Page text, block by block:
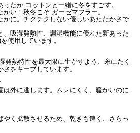
たか コットンと一緒に冬をすごす。
い！秋冬こそ ガーゼマフラー。
かに。チクチクしない優しいあたたかさで
、吸湿発熱性、調湿機能に優れた新あった
使用しています。
発熱特性を最大限に生かすよう、糸にたく
をキープしています。
は外に逃します。ムレにくく、暖かいのに
く拡散させるため、乾きも速く、さらっ